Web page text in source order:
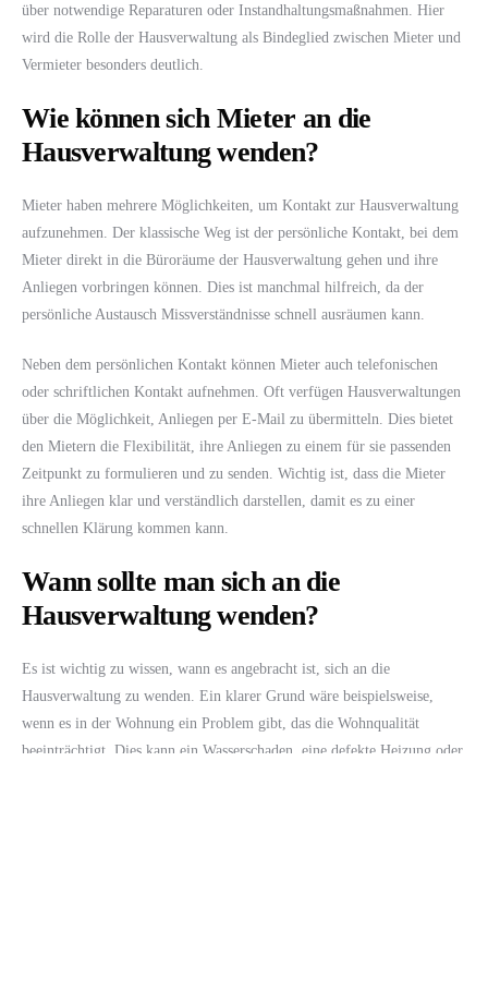
über notwendige Reparaturen oder Instandhaltungsmaßnahmen. Hier
wird die Rolle der Hausverwaltung als Bindeglied zwischen Mieter und
Vermieter besonders deutlich.
Wie können sich Mieter an die
Hausverwaltung wenden?
Mieter haben mehrere Möglichkeiten, um Kontakt zur Hausverwaltung
aufzunehmen. Der klassische Weg ist der persönliche Kontakt, bei dem
Mieter direkt in die Büroräume der Hausverwaltung gehen und ihre
Anliegen vorbringen können. Dies ist manchmal hilfreich, da der
persönliche Austausch Missverständnisse schnell ausräumen kann.
Neben dem persönlichen Kontakt können Mieter auch telefonischen
oder schriftlichen Kontakt aufnehmen. Oft verfügen Hausverwaltungen
über die Möglichkeit, Anliegen per E-Mail zu übermitteln. Dies bietet
den Mietern die Flexibilität, ihre Anliegen zu einem für sie passenden
Zeitpunkt zu formulieren und zu senden. Wichtig ist, dass die Mieter
ihre Anliegen klar und verständlich darstellen, damit es zu einer
schnellen Klärung kommen kann.
Wann sollte man sich an die
Hausverwaltung wenden?
Es ist wichtig zu wissen, wann es angebracht ist, sich an die
Hausverwaltung zu wenden. Ein klarer Grund wäre beispielsweise,
wenn es in der Wohnung ein Problem gibt, das die Wohnqualität
beeinträchtigt. Dies kann ein Wasserschaden, eine defekte Heizung oder